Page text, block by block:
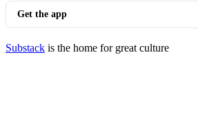
Get the app
Substack is the home for great culture